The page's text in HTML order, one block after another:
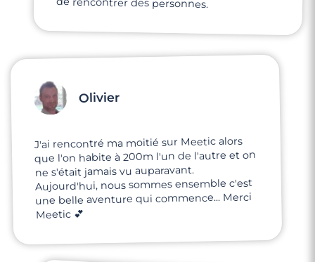
Olivier
J'ai rencontré ma moitié sur Meetic alors
que l'on habite à 200m l'un de l'autre et on
ne s'était jamais vu auparavant.
Aujourd'hui, nous sommes ensemble c'est
une belle aventure qui commence... Merci
Meetic 💕